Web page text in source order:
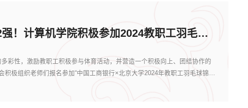
晋级32强！计算机学院积极参加2024教职工羽毛球锦标赛
性，激励教职工积极参与体育活动，并营造一个积极向上、团结协作的
积极组织老师们报名参加“中国工商银行×北京大学2024年教职工羽毛球锦标